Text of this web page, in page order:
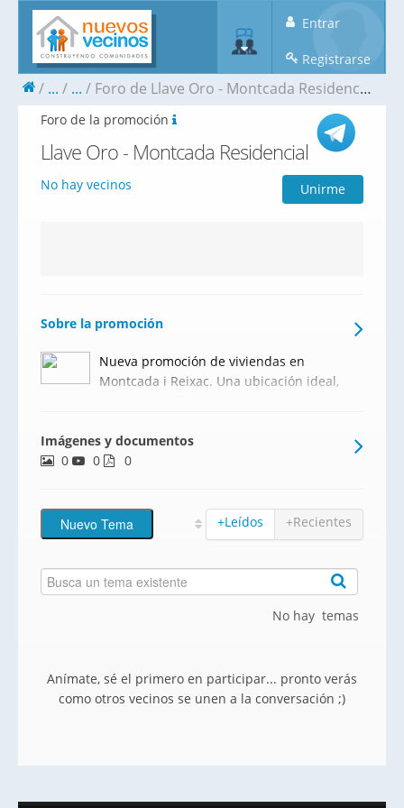
Entrar
Registrarse
... ... Foro de Llave Oro - Montcada Residencial
Foro de la promoción
Llave Oro - Montcada Residencial
No hay vecinos Unirme
Sobre la promoción
Nueva promoción de viviendas en
Montcada i Reixac. Una ubicación ideal,
un entorno natural y la comodidad de
estar perfectamente conectado, tanto en
Imágenes y documentos
0
0 0
+Leídos +Recientes
No hay temas
Anímate, sé el primero en participar... pronto verás
como otros vecinos se unen a la conversación ;)